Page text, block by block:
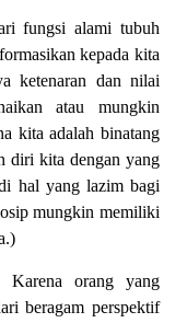
fungsi alami tubuh
kepada kita
ketenaran dan nilai
atau mungkin
kita adalah binatang
diri kita dengan yang
hal yang lazim bagi
mungkin memiliki
Karena orang yang
beragam perspektif